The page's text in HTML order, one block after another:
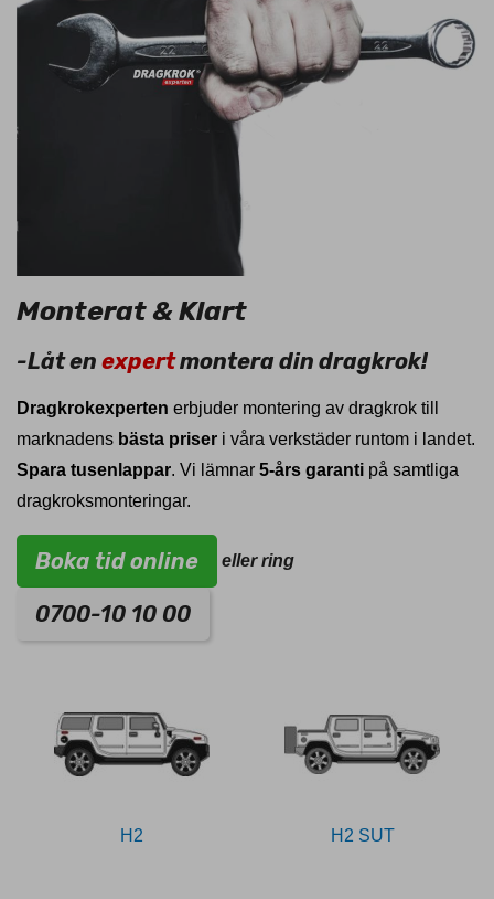
Monterat & Klart
-Låt en expertmontera din dragkrok!
Dragkrokexperten erbjuder montering av dragkrok till
marknadens bästa priser i våra verkstäder runtom i landet.
Spara tusenlappar. Vi lämnar 5-års garanti på samtliga
dragkroksmonteringar.
Boka tid online eller ring
0700-10 10 00
H2 H2 SUT